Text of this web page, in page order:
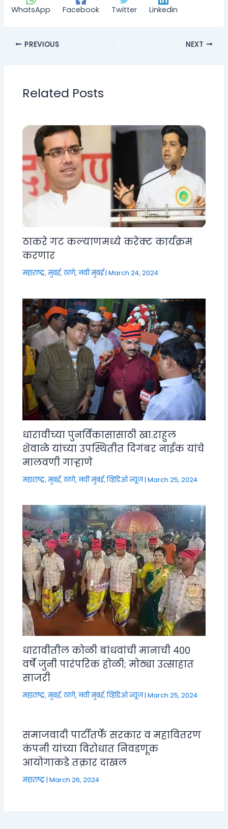
WhatsApp Facebook Twitter Linkedin
PREVIOUS NEXT
Related Posts
ठाकरे गट कल्याणमध्ये करेक्ट कार्यक्रम
करणार
महाराष्ट्र,मुंबई, ठाणे, नवी मुंबई|March 24, 2024
धारावीच्या पुनर्विकासासाठी खा.राहुल
शेवाळे यांच्या उपस्थितीत दिगंबर नाईक यांचे
मालवणी गाऱ्हाणे
महाराष्ट्र,मुंबई, ठाणे, नवी मुंबई,व्हिडिओ न्यूज|March 25, 2024
धारावीतील कोळी बांधवांची मानाची ४००
वर्षे जुनी पारंपरिक होळी; मोठ्या उत्साहात
साजरी
महाराष्ट्र,मुंबई, ठाणे, नवी मुंबई,व्हिडिओ न्यूज|March 25, 2024
समाजवादी पार्टीतर्फे सरकार व महावितरण
कंपनी यांच्या विरोधात निवडणूक
आयोगाकडे तक्रार दाखल
महाराष्ट्र|March 26, 2024